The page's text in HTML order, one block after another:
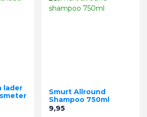
lader
Smurt Allround
Shampoo 750ml
Prijs
9,95